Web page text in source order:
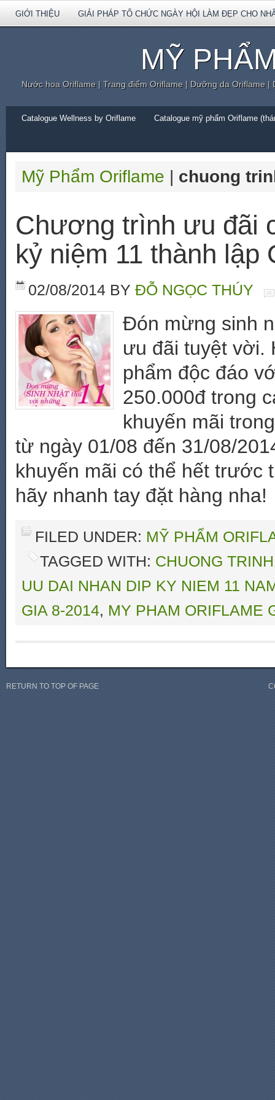
GIỚI THIỆU GIẢI PHÁP TỔ CHỨC NGÀY HỘI LÀM ĐẸP CHO
MỸ
Nước hoa Oriflame | Trang điểm Oriflame | Dưỡng da Oriflame
Catalogue Wellness by Oriflame Catalogue mỹ phẩm Oriflame
Mỹ Phẩm Oriflame | chuong
Chương trình ưu đãi
kỷ niệm 11 thành lập
02/08/2014 BY ĐỖ NGỌC THÚY
Đón mừng sinh
ưu đãi tuyệt vời.
phẩm độc đáo
250.000đ trong
khuyến mãi
từ ngày 01/08 đến 31/08/
khuyến mãi có thể hết trước
hãy nhanh tay đặt hàng nha!
FILED UNDER: MỸ PHẨM
TAGGED WITH: CHUONG
UU DAI NHAN DIP KY NIEM 11
GIA 8-2014, MY PHAM ORIFLAME
RETURN TO TOP OF PAGE